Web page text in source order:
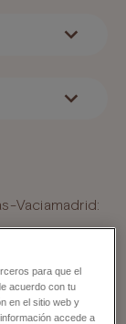
Vaciamadrid:
para que el
acuerdo con tu
en el sitio web y
accede a